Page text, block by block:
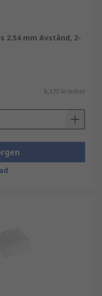
2.54 mm Avstånd, 2-
8,375 kr/enhet